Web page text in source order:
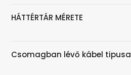
HÁTTÉRTÁR MÉRETE
Csomagban lévő kábel tipusa